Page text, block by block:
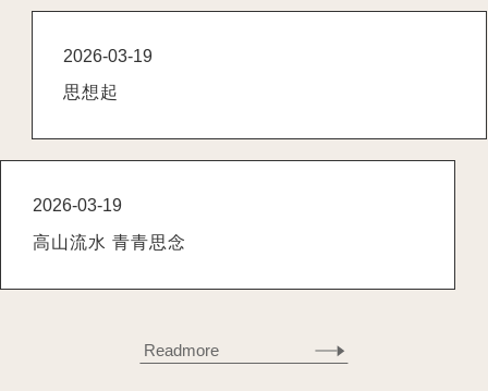
2026-03-19
思想起
2026-03-19
高山流水 青青思念
Readmore